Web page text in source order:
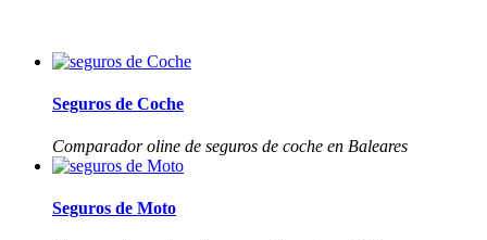
Seguros de Coche
Comparador oline de seguros de coche en Baleares
Seguros de Moto